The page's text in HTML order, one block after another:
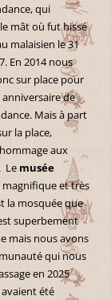
qui
mât où fut hissé
malaisien le 31
En 2014 nous
sur place pour
anniversaire de
Mais à part
la place,
aux
Le musée
magnifique et très
la mosquée que
superbement
mais nous avons
qui nous
en 2025
été